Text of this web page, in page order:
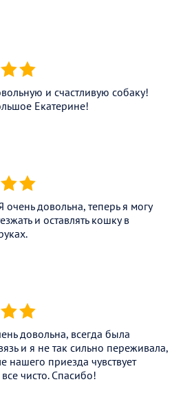
(*) (*)
и счастливую собаку!
Екатерине!
(*) (*)
очень довольна, теперь я могу
и оставлять кошку в
(*) (*)
довольна, всегда была
и я не так сильно переживала,
нашего приезда чувствует
чисто. Спасибо!